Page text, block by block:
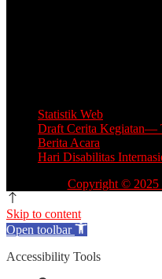
Statistik Web
Draft Cerita Kegiatan—
Berita Acara
Hari Disabilitas
Copyright © 2025
Skip to content
Open toolbar
Accessibility Tools